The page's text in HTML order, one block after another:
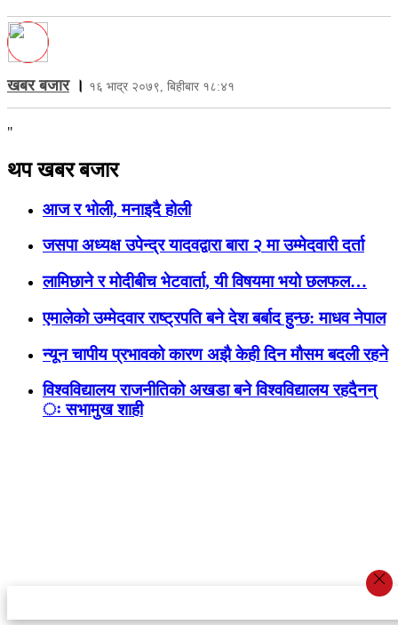
खबर बजार। १६ भाद्र २०७९, बिहीबार १८:४१
"
थप खबर बजार
आज र भोली, मनाइदै होली
जसपा अध्यक्ष उपेन्द्र यादवद्वारा बारा २ मा उम्मेदवारी दर्ता
लामिछाने र मोदीबीच भेटवार्ता, यी विषयमा भयो छलफल…
एमालेको उम्मेदवार राष्ट्रपति बने देश बर्बाद हुन्छ: माधव नेपाल
न्यून चापीय प्रभावको कारण अझै केही दिन मौसम बदली रहने
विश्वविद्यालय राजनीतिको अखडा बने विश्वविद्यालय रहदैनन्
ः सभामुख शाही